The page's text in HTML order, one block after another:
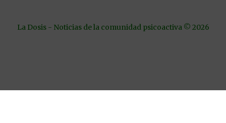
La Dosis - Noticias de la comunidad psicoactiva © 2026